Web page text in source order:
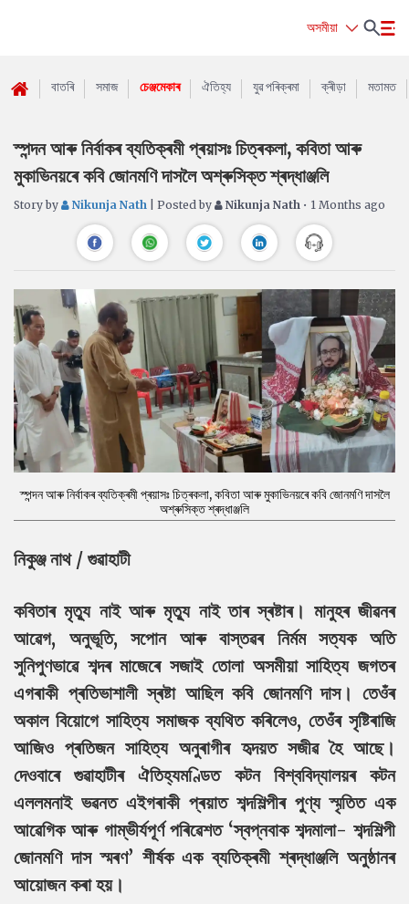
অসমীয়া
বাতৰি সমাজ চেঞ্জমেকাৰ ঐতিহ্য যুৱ পৰিক্ৰমা ক্ৰীড়া মতামত
স্পন্দন আৰু নিৰ্বাকৰ ব্যতিক্ৰমী প্ৰয়াসঃ চিত্ৰকলা, কবিতা আৰু
মুকাভিনয়ৰে কবি জোনমণি দাসলৈ অশ্ৰুসিক্ত শ্ৰদ্ধাঞ্জলি
Story by Nikunja Nath | Posted by Nikunja Nath • 1 Months ago
স্পন্দন আৰু নিৰ্বাকৰ ব্যতিক্ৰমী প্ৰয়াসঃ চিত্ৰকলা, কবিতা আৰু মুকাভিনয়ৰে কবি জোনমণি দাসলৈ
অশ্ৰুসিক্ত শ্ৰদ্ধাঞ্জলি
নিকুঞ্জ নাথ / গুৱাহাটী
কবিতাৰ মৃত্যু নাই আৰু মৃত্যু নাই তাৰ স্ৰষ্টাৰ। মানুহৰ জীৱনৰ
আৱেগ, অনুভূতি, সপোন আৰু বাস্তৱৰ নিৰ্মম সত্যক অতি
সুনিপুণভাৱে শব্দৰ মাজেৰে সজাই তোলা অসমীয়া সাহিত্য জগতৰ
এগৰাকী প্ৰতিভাশালী স্ৰষ্টা আছিল কবি জোনমণি দাস। তেওঁৰ
অকাল বিয়োগে সাহিত্য সমাজক ব্যথিত কৰিলেও, তেওঁৰ সৃষ্টিৰাজি
আজিও প্ৰতিজন সাহিত্য অনুৰাগীৰ হৃদয়ত সজীৱ হৈ আছে।
দেওবাৰে গুৱাহাটীৰ ঐতিহ্যমণ্ডিত কটন বিশ্ববিদ্যালয়ৰ কটন
এললমনাই ভৱনত এইগৰাকী প্ৰয়াত শব্দশিল্পীৰ পুণ্য স্মৃতিত এক
আৱেগিক আৰু গাম্ভীৰ্যপূৰ্ণ পৰিৱেশত ‘স্বপ্নবাক শব্দমালা- শব্দশিল্পী
জোনমণি দাস স্মৰণ’ শীৰ্ষক এক ব্যতিক্ৰমী শ্ৰদ্ধাঞ্জলি অনুষ্ঠানৰ
আয়োজন কৰা হয়।